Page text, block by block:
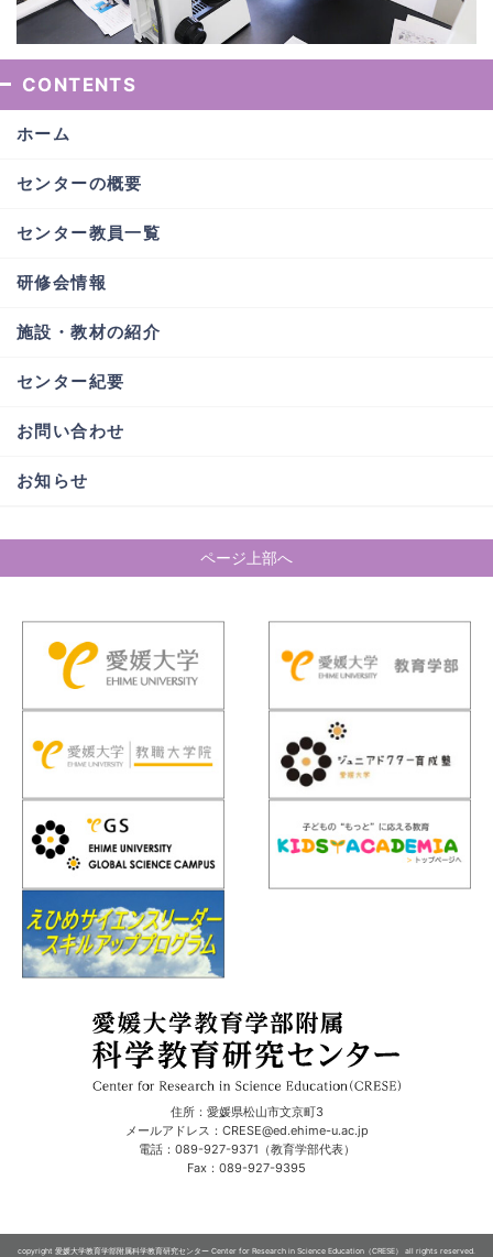
CONTENTS
ホーム
センターの概要
センター教員一覧
研修会情報
施設・教材の紹介
センター紀要
お問い合わせ
お知らせ
ページ上部へ
住所：愛媛県松山市文京町3
メールアドレス：CRESE@ed.ehime-u.ac.jp
電話：089-927-9371（教育学部代表）
Fax：089-927-9395
copyright 愛媛大学教育学部附属科学教育研究センター Center for Research in Science Education（CRESE） all rights reserved.